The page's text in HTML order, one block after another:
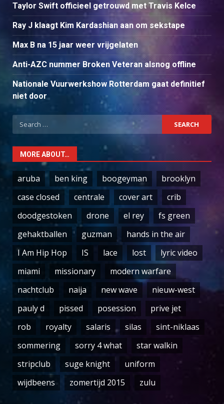
Taylor Swift officieel getrouwd met Travis Kelce
Ray J klaagt Kim Kardashian aan om sekstape
Max B na 15 jaar weer vrijgelaten
Anti-AZC nummer Broken Veteran alsnog offline
Nationale Vuurwerkshow Rotterdam gaat definitief
niet door
Search
for:
MORE ABOUT…
aruba ben king boogeyman
brooklyn
case closed
centrale cover art
crib
doodgestoken
drone el rey
fs green
gehaktballen
guzman
hands in the air
I Am Hip Hop
IS lace lost
lyric video
miami
missionary
modern warfare
nachtclub
naija new wave
nieuw-west
pauly d
pissed posession
prive jet
rob
royalty salaris silas
sint-niklaas
sommering
sorry 4 what
star walkin
stripclub
suge knight
uniform
wijdbeens
zomertijd 2015 zulu